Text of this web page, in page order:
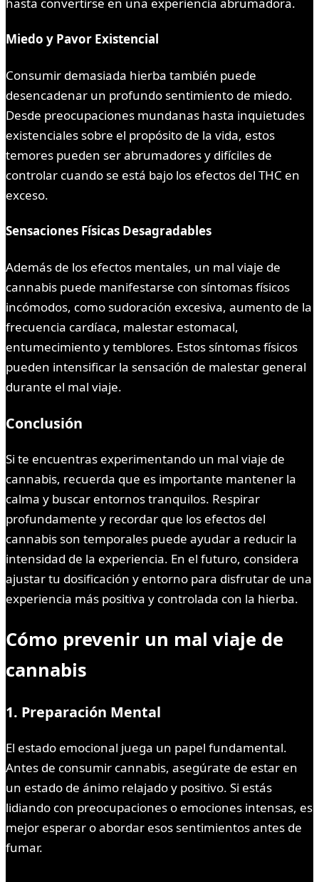
Miedo y Pavor Existencial
Consumir demasiada hierba también puede
desencadenar un profundo sentimiento de miedo.
Desde preocupaciones mundanas hasta inquietudes
existenciales sobre el propósito de la vida, estos
temores pueden ser abrumadores y difíciles de
controlar cuando se está bajo los efectos del THC en
exceso.
Sensaciones Físicas Desagradables
Además de los efectos mentales, un mal viaje de
cannabis puede manifestarse con síntomas físicos
incómodos, como sudoración excesiva, aumento de la
frecuencia cardíaca, malestar estomacal,
entumecimiento y temblores. Estos síntomas físicos
pueden intensificar la sensación de malestar general
durante el mal viaje.
Conclusión
Si te encuentras experimentando un mal viaje de
cannabis, recuerda que es importante mantener la
calma y buscar entornos tranquilos. Respirar
profundamente y recordar que los efectos del
cannabis son temporales puede ayudar a reducir la
intensidad de la experiencia. En el futuro, considera
ajustar tu dosificación y entorno para disfrutar de una
experiencia más positiva y controlada con la hierba.
Cómo prevenir un mal viaje de
cannabis
1. Preparación Mental
El estado emocional juega un papel fundamental.
Antes de consumir cannabis, asegúrate de estar en
un estado de ánimo relajado y positivo. Si estás
lidiando con preocupaciones o emociones intensas, es
mejor esperar o abordar esos sentimientos antes de
fumar.